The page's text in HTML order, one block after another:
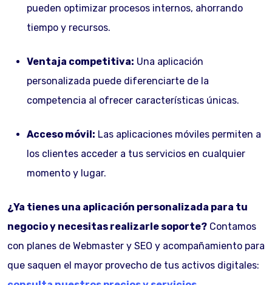
pueden optimizar procesos internos, ahorrando
tiempo y recursos.
Ventaja competitiva: Una aplicación
personalizada puede diferenciarte de la
competencia al ofrecer características únicas.
Acceso móvil: Las aplicaciones móviles permiten a
los clientes acceder a tus servicios en cualquier
momento y lugar.
¿Ya tienes una aplicación personalizada para tu
negocio y necesitas realizarle soporte? Contamos
con planes de Webmaster y SEO y acompañamiento para
que saquen el mayor provecho de tus activos digitales: